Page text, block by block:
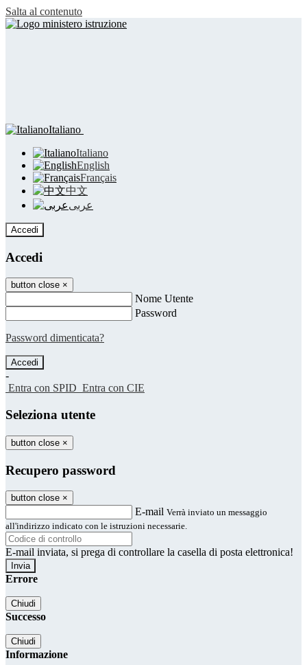
Salta al contenuto
Italiano
Italiano
English
Français
中文
عربى
Accedi
Accedi
button close ×
Nome Utente
Password
Password dimenticata?
-
Entra con SPID Entra con CIE
Seleziona utente
button close ×
Recupero password
button close ×
E-mail Verrà inviato un messaggio
all'indirizzo indicato con le istruzioni necessarie.
E-mail inviata, si prega di controllare la casella di posta elettronica!
Errore
Chiudi
Successo
Chiudi
Informazione